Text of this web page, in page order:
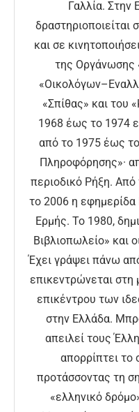
Γαλλία. Στην
δραστηριοποιείται
και σε
της Οργάνωσης
«Σπίθας» και του
1968 έως το 1974
από το 1975 έως
Πληροφόρησης»·
περιοδικό Ρήξη. Από
το 2006 η εφημερίδα
Ερμής. Το 1980,
Βιβλιοπωλείο» και
Έχει γράψει πάνω
επικεντρώνεται στη
επικέντρου των
στην Ελλάδα.
απειλεί τους
απορρίπτει το
προτάσσοντας τη
«ελληνικό